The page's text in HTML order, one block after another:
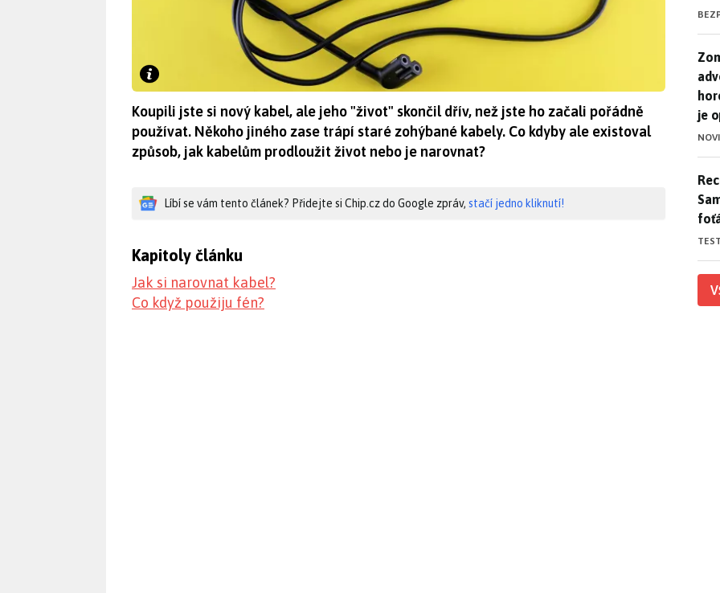
Koupili jste si nový kabel, ale jeho "život" skončil dřív, než jste ho začali pořádně
používat. Někoho jiného zase trápí staré zohýbané kabely. Co kdyby ale existoval
způsob, jak kabelům prodloužit život nebo je narovnat?
Líbí se vám tento článek? Přidejte si Chip.cz do Google zpráv, stačí jedno kliknutí!
Kapitoly článku
Jak si narovnat kabel?
Co když použiju fén?
je